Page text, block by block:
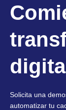
Solicita una
automatizar tu